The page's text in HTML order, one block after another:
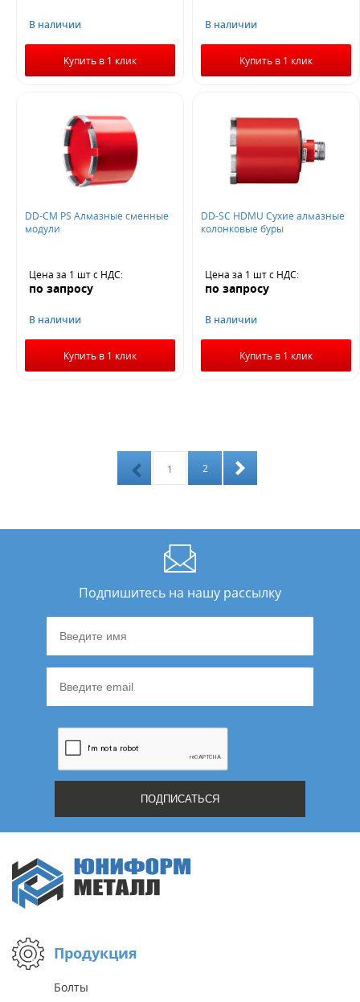
В наличии
Купить в 1 клик
В наличии
Купить в 1 клик
DD-CM PS Алмазные сменные
модули
Цена за 1 штс НДС:
по запросу
В наличии
Купить в 1 клик
DD-SC HDMU Сухие алмазные
колонковые буры
Цена за 1 штс НДС:
по запросу
В наличии
Купить в 1 клик
1 2
Подпишитесь на нашу рассылку
Продукция
Болты